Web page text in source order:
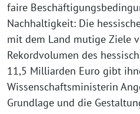
faire
Nachhaltigkeit: Die
mit dem Land mutige Ziele
Rekordvolumen des
11,5 Milliarden Euro gibt
Wissenschaftsministerin
Grundlage und die